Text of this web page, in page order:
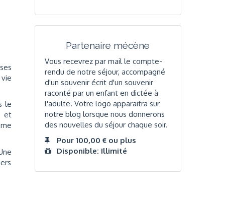
le
et
Partenaire mécène
Vous recevrez par mail le compte-
rendu de notre séjour, accompagné
d'un souvenir écrit d'un souvenir
raconté par un enfant en dictée à
l'adulte. Votre logo apparaitra sur
notre blog lorsque nous donnerons
des nouvelles du séjour chaque soir.
Pour 100,00 € ou plus
Disponible: Illimité